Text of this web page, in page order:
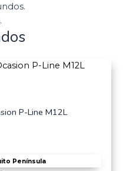
P-Line M12L
Península